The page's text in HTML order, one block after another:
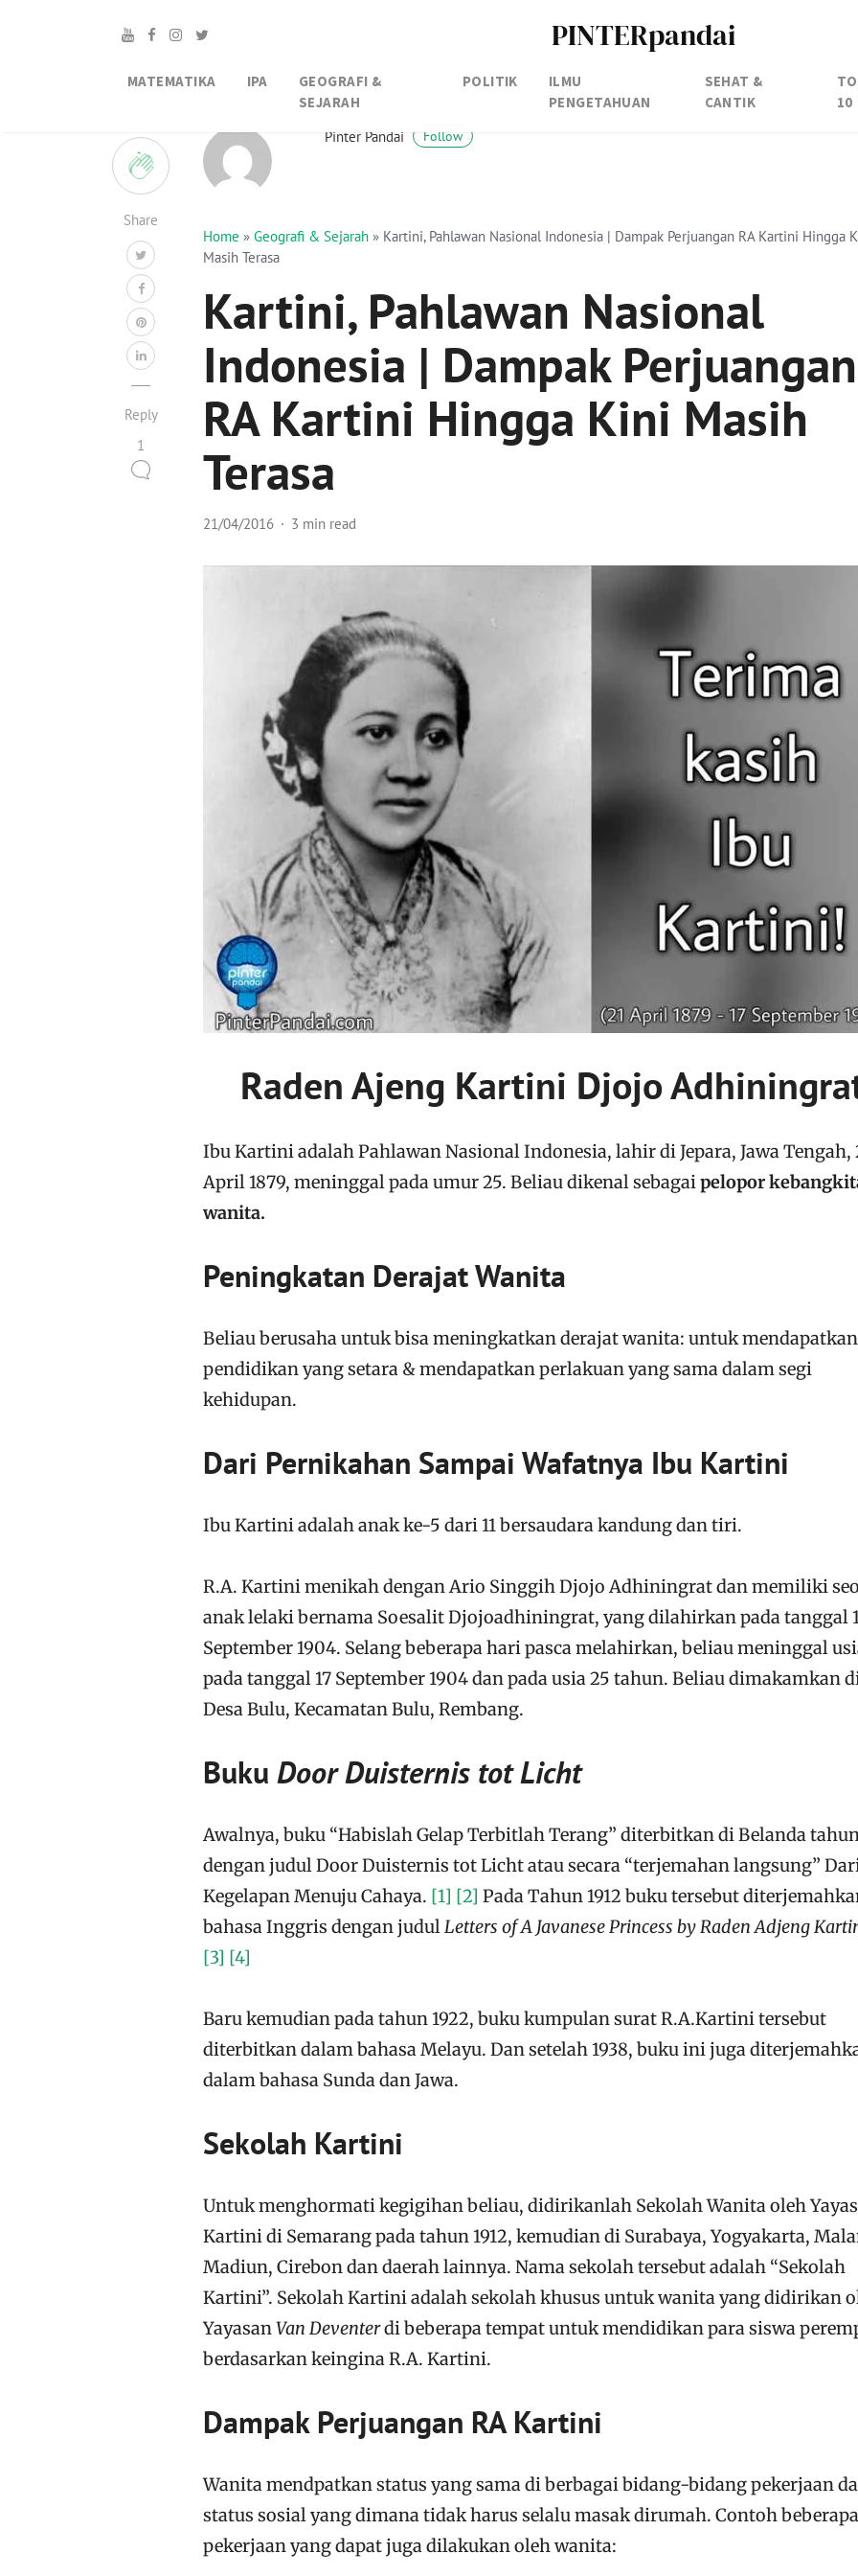
PINTERpandai
MATEMATIKA IPA
GEOGRAFI &
SEJARAH
POLITIK
ILMU
PENGETAHUAN
SEHAT &
CANTIK
10
Share
Reply
1
Pinter Pandai Follow
Home » Geografi & Sejarah » Kartini, Pahlawan Nasional Indonesia | Dampak Perjuangan RA Kartini Hingga
Masih Terasa
Kartini, Pahlawan Nasional
Indonesia | Dampak Perjuangan
RA Kartini Hingga Kini Masih
Terasa
21/04/2016 3 min read
Raden Ajeng Kartini Djojo
Ibu Kartini adalah Pahlawan Nasional Indonesia, lahir di Jepara, Jawa Tengah,
April 1879, meninggal pada umur 25. Beliau dikenal sebagai pelopor
wanita.
Peningkatan Derajat Wanita
Beliau berusaha untuk bisa meningkatkan derajat wanita: untuk mendapatkan
pendidikan yang setara & mendapatkan perlakuan yang sama dalam segi
kehidupan.
Dari Pernikahan Sampai Wafatnya Ibu Kartini
Ibu Kartini adalah anak ke-5 dari 11 bersaudara kandung dan tiri.
R.A. Kartini menikah dengan Ario Singgih Djojo Adhiningrat dan memiliki
anak lelaki bernama Soesalit Djojoadhiningrat, yang dilahirkan pada tanggal
September 1904. Selang beberapa hari pasca melahirkan, beliau meninggal
pada tanggal 17 September 1904 dan pada usia 25 tahun. Beliau dimakamkan di
Desa Bulu, Kecamatan Bulu, Rembang.
Buku Door Duisternis tot Licht
Awalnya, buku “Habislah Gelap Terbitlah Terang” diterbitkan di Belanda tahun
dengan judul Door Duisternis tot Licht atau secara “terjemahan langsung” Dari
Kegelapan Menuju Cahaya. [1] [2] Pada Tahun 1912 buku tersebut
bahasa Inggris dengan judul Letters of A Javanese Princess by Raden Adjeng
[3] [4]
Baru kemudian pada tahun 1922, buku kumpulan surat R.A.Kartini tersebut
diterbitkan dalam bahasa Melayu. Dan setelah 1938, buku ini juga
dalam bahasa Sunda dan Jawa.
Sekolah Kartini
Untuk menghormati kegigihan beliau, didirikanlah Sekolah Wanita oleh
Kartini di Semarang pada tahun 1912, kemudian di Surabaya, Yogyakarta,
Madiun, Cirebon dan daerah lainnya. Nama sekolah tersebut adalah “Sekolah
Kartini”. Sekolah Kartini adalah sekolah khusus untuk wanita yang didirikan
Yayasan Van Deventerdi beberapa tempat untuk mendidikan para siswa
berdasarkan keingina R.A. Kartini.
Dampak Perjuangan RA Kartini
Wanita mendpatkan status yang sama di berbagai bidang-bidang pekerjaan
status sosial yang dimana tidak harus selalu masak dirumah. Contoh beberapa
pekerjaan yang dapat juga dilakukan oleh wanita: